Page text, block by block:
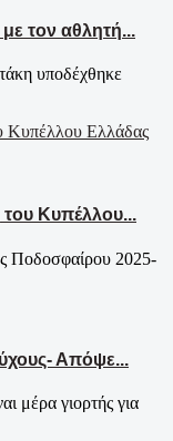
τον αθλητή...
υποδέχθηκε
του Κυπέλλου...
Ποδοσφαίρου 2025-
Απόψε...
μέρα γιορτής για